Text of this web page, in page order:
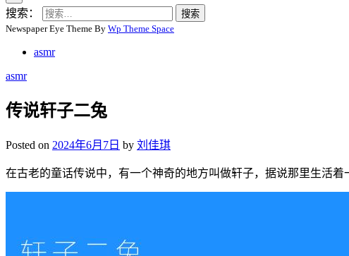
搜索：
Newspaper Eye Theme By Wp Theme Space
asmr
asmr
传说轩子二兔
Posted on 2024年6月7日 by 刘佳琪
在古老的童话传说中，有一个神奇的地方叫做轩子，据说那里生活